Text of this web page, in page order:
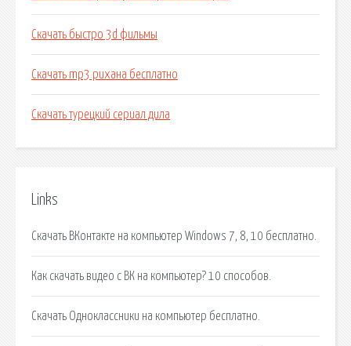
Скачать быстро 3d фильмы
Скачать mp3 рихана бесплатно
Скачать турецкий сериал дила
Links
Скачать ВКонтакте на компьютер Windows 7, 8, 10 бесплатно.
Как скачать видео с ВК на компьютер? 10 способов.
Скачать Одноклассники на компьютер бесплатно.